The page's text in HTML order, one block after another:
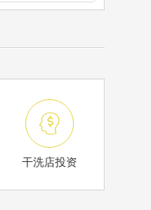

干洗店投资